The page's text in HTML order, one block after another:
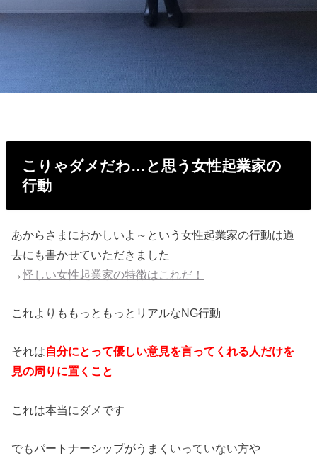
こりゃダメだわ…と思う女性起業家の
行動
あからさまにおかしいよ～ という女性起業家の行動は過
去にも書かせていただきました
→怪しい女性起業家の特徴はこれだ！
これよりももっともっとリアルなNG行動
それは自分にとって優しい意見を言ってくれる人だけを
見の周りに置くこと
これは本当にダメです
でもパートナーシップがうまくいっていない方や